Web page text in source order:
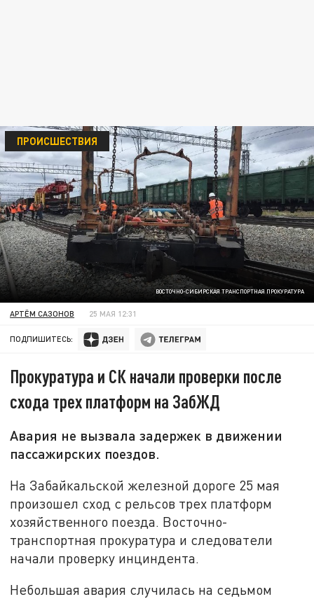
ВОСТОЧНО-СИБИРСКАЯ ТРАНСПОРТНАЯ ПРОКУРАТУРА
ПРОИСШЕСТВИЯ
АРТЁМ САЗОНОВ 25 МАЯ 12:31
ПОДПИШИТЕСЬ:
Прокуратура и СК начали проверки после
схода трех платформ на ЗабЖД
Авария не вызвала задержек в движении
пассажирских поездов.
На Забайкальской железной дороге 25 мая
произошел сход с рельсов трех платформ
хозяйственного поезда. Восточно-
транспортная прокуратура и следователи
начали проверку инциндента.
Небольшая авария случилась на седьмом